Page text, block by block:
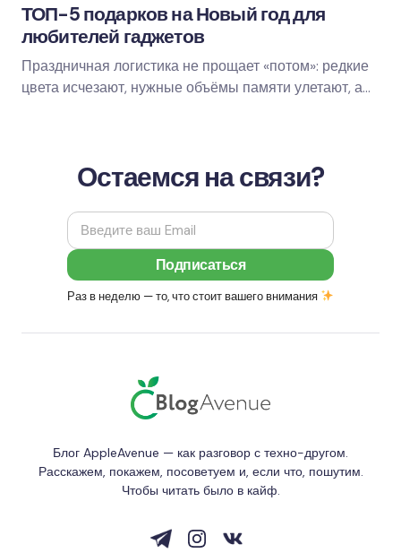
ТОП-5 подарков на Новый год для
любителей гаджетов
Праздничная логистика не прощает «потом»: редкие
цвета исчезают, нужные объёмы памяти улетают, а
Остаемся на связи?
Раз в неделю — то, что стоит вашего внимания
Блог AppleAvenue — как разговор с техно-другом.
Расскажем, покажем, посоветуем и, если что, пошутим.
Чтобы читать было в кайф.